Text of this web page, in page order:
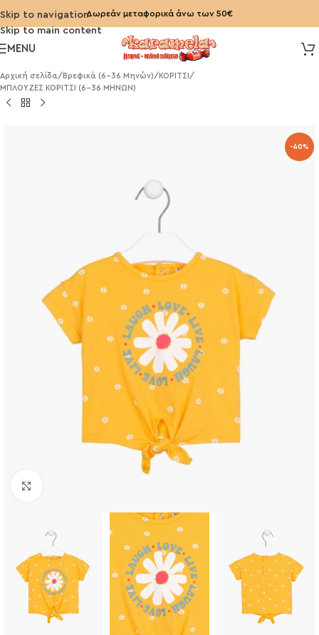
Skip to navigation
Skip to main content
Δωρεάν μεταφορικά άνω των 50€
MENU
Αρχική σελίδα/ Βρεφικά (6-36 Μηνών)/ ΚΟΡΙΤΣΙ /
ΜΠΛΟΥΖΕΣ ΚΟΡΙΤΣΙ (6-36 ΜΗΝΩΝ)
-40%